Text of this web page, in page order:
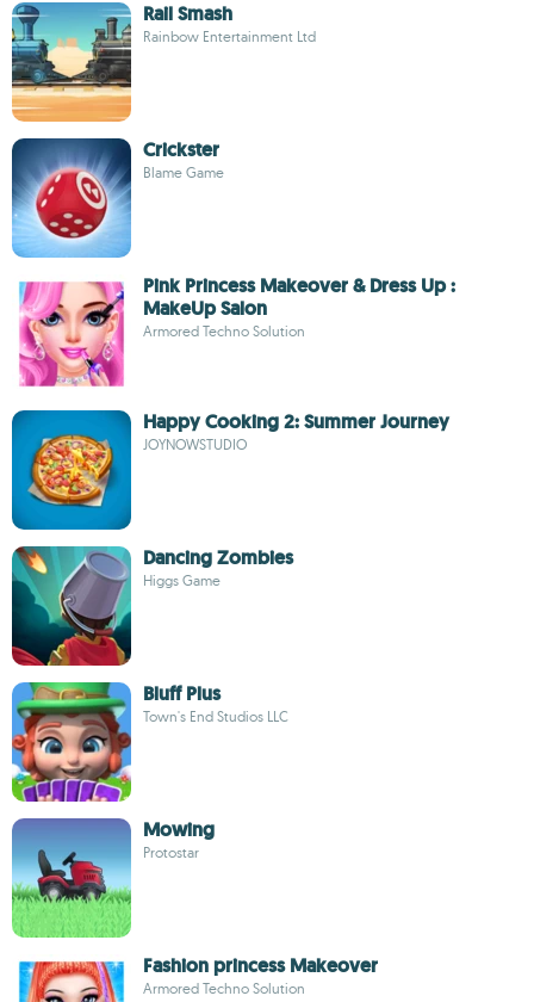
Rail Smash
Rainbow Entertainment Ltd
Crickster
Blame Game
Pink Princess Makeover & Dress Up :
MakeUp Salon
Armored Techno Solution
Happy Cooking 2: Summer Journey
JOYNOWSTUDIO
Dancing Zombies
Higgs Game
Bluff Plus
Town's End Studios LLC
Mowing
Protostar
Fashion princess Makeover
Armored Techno Solution